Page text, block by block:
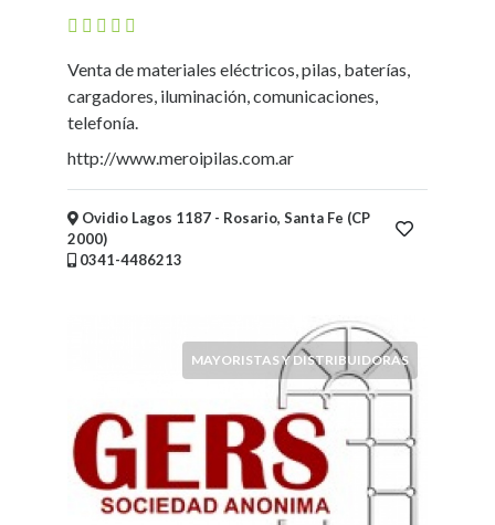
Venta de materiales eléctricos, pilas, baterías,
cargadores, iluminación, comunicaciones,
telefonía.
http://www.meroipilas.com.ar
Ovidio Lagos 1187 - Rosario, Santa Fe (CP
2000)
0341-4486213
MAYORISTAS Y DISTRIBUIDORAS